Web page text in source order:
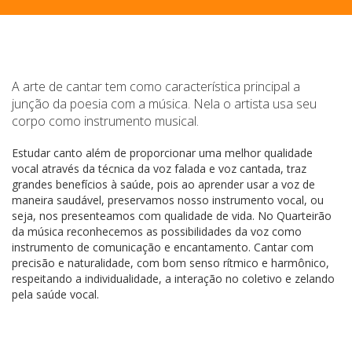
A arte de cantar tem como característica principal a
junção da poesia com a música. Nela o artista usa seu
corpo como instrumento musical.
Estudar canto além de proporcionar uma melhor qualidade
vocal através da técnica da voz falada e voz cantada, traz
grandes benefícios à saúde, pois ao aprender usar a voz de
maneira saudável, preservamos nosso instrumento vocal, ou
seja, nos presenteamos com qualidade de vida. No Quarteirão
da música reconhecemos as possibilidades da voz como
instrumento de comunicação e encantamento. Cantar com
precisão e naturalidade, com bom senso rítmico e harmônico,
respeitando a individualidade, a interação no coletivo e zelando
pela saúde vocal.